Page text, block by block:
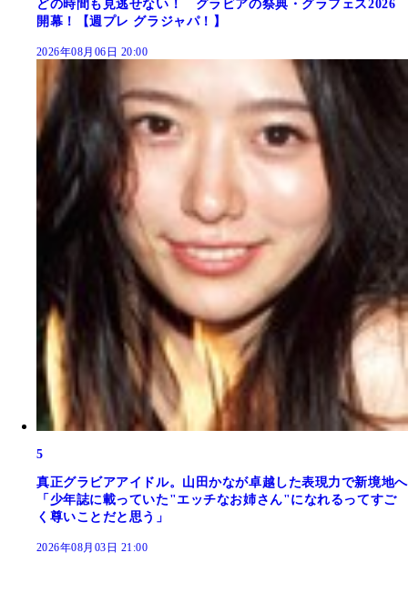
どの時間も見逃せない！ グラビアの祭典・グラフェス2026
開幕！【週プレ グラジャパ！】
2026年08月06日 20:00
5
真正グラビアアイドル。山田かなが卓越した表現力で新境地へ
「少年誌に載っていた"エッチなお姉さん"になれるってすご
く尊いことだと思う」
2026年08月03日 21:00